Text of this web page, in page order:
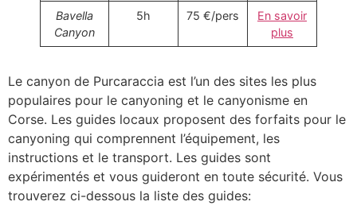
Bavella
Canyon
5h 75 €/pers
En savoir
plus
Le canyon de Purcaraccia est l’un des sites les plus
populaires pour le canyoning et le canyonisme en
Corse. Les guides locaux proposent des forfaits pour le
canyoning qui comprennent l’équipement, les
instructions et le transport. Les guides sont
expérimentés et vous guideront en toute sécurité. Vous
trouverez ci-dessous la liste des guides: